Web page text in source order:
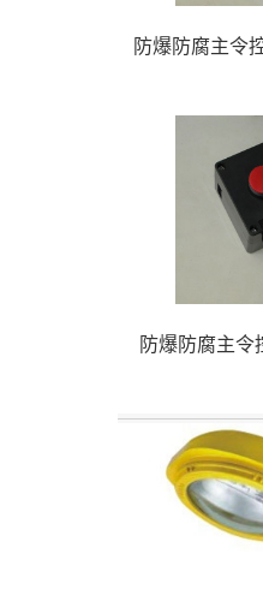
防爆防腐主令
防爆防腐主令